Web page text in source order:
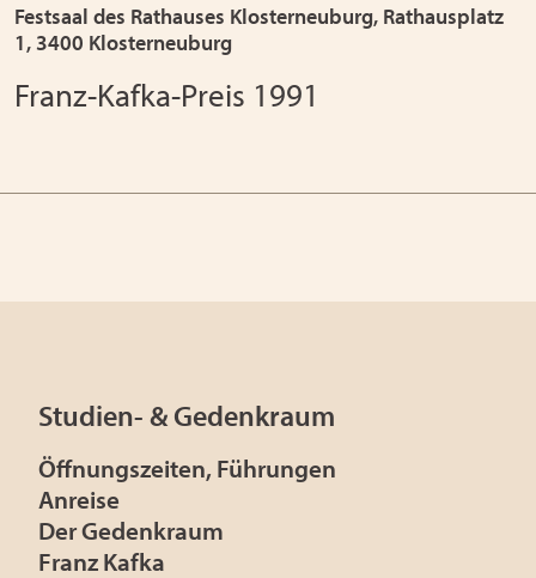
Festsaal des Rathauses Klosterneuburg, Rathausplatz
1, 3400 Klosterneuburg
Franz-Kafka-Preis 1991
Studien- & Gedenkraum
Öffnungszeiten, Führungen
Anreise
Der Gedenkraum
Franz Kafka